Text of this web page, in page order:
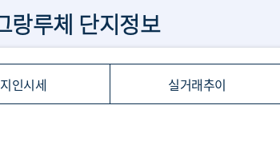
랑루체 단지정보
지인시세 실거래추이